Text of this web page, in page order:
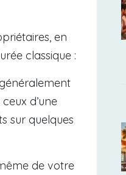
en
classique :
d’une
sur quelques
de votre